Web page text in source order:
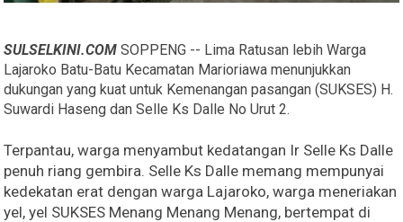
SULSELKINI.COM SOPPENG -- Lima Ratusan lebih Warga
Lajaroko Batu-Batu Kecamatan Marioriawa menunjukkan
dukungan yang kuat untuk Kemenangan pasangan (SUKSES) H.
Suwardi Haseng dan Selle Ks Dalle No Urut 2.
Terpantau, warga menyambut kedatangan Ir Selle Ks Dalle
penuh riang gembira. Selle Ks Dalle memang mempunyai
kedekatan erat dengan warga Lajaroko, warga meneriakan
yel, yel SUKSES Menang Menang Menang, bertempat di